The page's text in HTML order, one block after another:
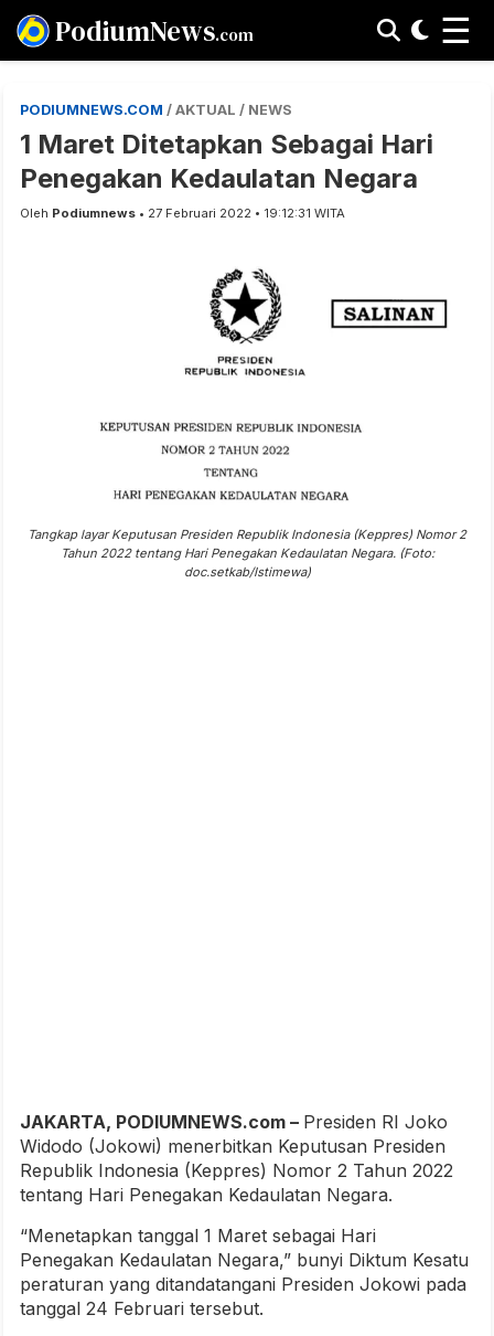
PodiumNews.com ☰
PODIUMNEWS.COM / AKTUAL / NEWS
1 Maret Ditetapkan Sebagai Hari
Penegakan Kedaulatan Negara
Oleh Podiumnews • 27 Februari 2022 • 19:12:31 WITA
Tangkap layar Keputusan Presiden Republik Indonesia (Keppres) Nomor 2
Tahun 2022 tentang Hari Penegakan Kedaulatan Negara. (Foto:
doc.setkab/Istimewa)
JAKARTA, PODIUMNEWS.com – Presiden RI Joko
Widodo (Jokowi) menerbitkan Keputusan Presiden
Republik Indonesia (Keppres) Nomor 2 Tahun 2022
tentang Hari Penegakan Kedaulatan Negara.
“Menetapkan tanggal 1 Maret sebagai Hari
Penegakan Kedaulatan Negara,” bunyi Diktum Kesatu
peraturan yang ditandatangani Presiden Jokowi pada
tanggal 24 Februari tersebut.